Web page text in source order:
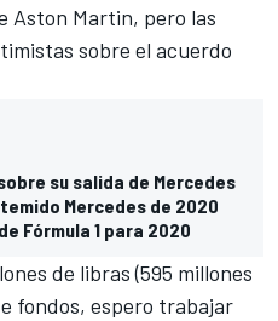
Aston Martin, pero las
sobre el acuerdo
su salida de Mercedes
Mercedes de 2020
Fórmula 1 para 2020
de libras (595 millones
fondos, espero trabajar